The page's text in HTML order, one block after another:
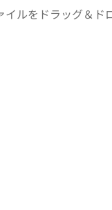
ルをドラッグ＆ド